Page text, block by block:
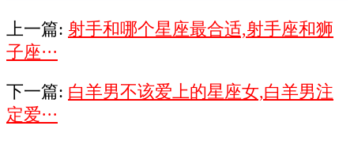
上一篇: 射手和哪个星座最合适,射手座和狮
子座···
下一篇: 白羊男不该爱上的星座女,白羊男注
定爱···